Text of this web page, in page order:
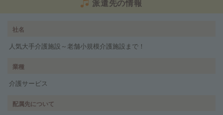
派遣先の情報
社名
人気大手介護施設～老舗小規模介護施設まで！
業種
介護サービス
配属先について